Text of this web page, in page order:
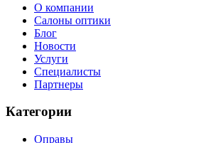
О компании
Салоны оптики
Блог
Новости
Услуги
Специалисты
Партнеры
Категории
Оправы